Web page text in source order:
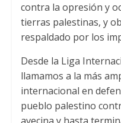
contra la opresión y
tierras palestinas, y
respaldado por los
Desde la Liga
llamamos a la más
internacional en
pueblo palestino